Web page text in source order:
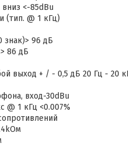
<-85dBu
(тип. @ 1 кГц)
знак)> 96 дБ
86 дБ
выход + / - 0,5 дБ 20 Гц - 20
вход-30dBu
@ 1 кГц <0.007%